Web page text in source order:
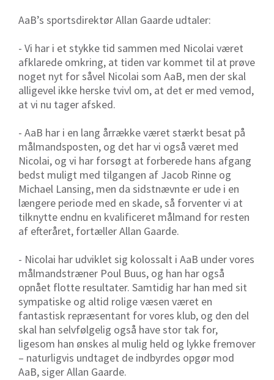
AaB’s sportsdirektør Allan Gaarde udtaler:
- Vi har i et stykke tid sammen med Nicolai været
afklarede omkring, at tiden var kommet til at prøve
noget nyt for såvel Nicolai som AaB, men der skal
alligevel ikke herske tvivl om, at det er med vemod,
at vi nu tager afsked.
- AaB har i en lang årrække været stærkt besat på
målmandsposten, og det har vi også været med
Nicolai, og vi har forsøgt at forberede hans afgang
bedst muligt med tilgangen af Jacob Rinne og
Michael Lansing, men da sidstnævnte er ude i en
længere periode med en skade, så forventer vi at
tilknytte endnu en kvalificeret målmand for resten
af efteråret, fortæller Allan Gaarde.
- Nicolai har udviklet sig kolossalt i AaB under vores
målmandstræner Poul Buus, og han har også
opnået flotte resultater. Samtidig har han med sit
sympatiske og altid rolige væsen været en
fantastisk repræsentant for vores klub, og den del
skal han selvfølgelig også have stor tak for,
ligesom han ønskes al mulig held og lykke fremover
– naturligvis undtaget de indbyrdes opgør mod
AaB, siger Allan Gaarde.